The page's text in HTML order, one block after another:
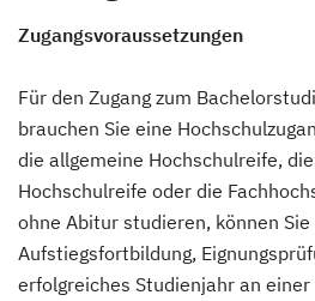
Zugangsvoraussetzungen
Für den Zugang zum
brauchen Sie eine
die allgemeine Hochschulreife,
Hochschulreife oder die
ohne Abitur studieren, können
Aufstiegsfortbildung,
erfolgreiches Studienjahr an